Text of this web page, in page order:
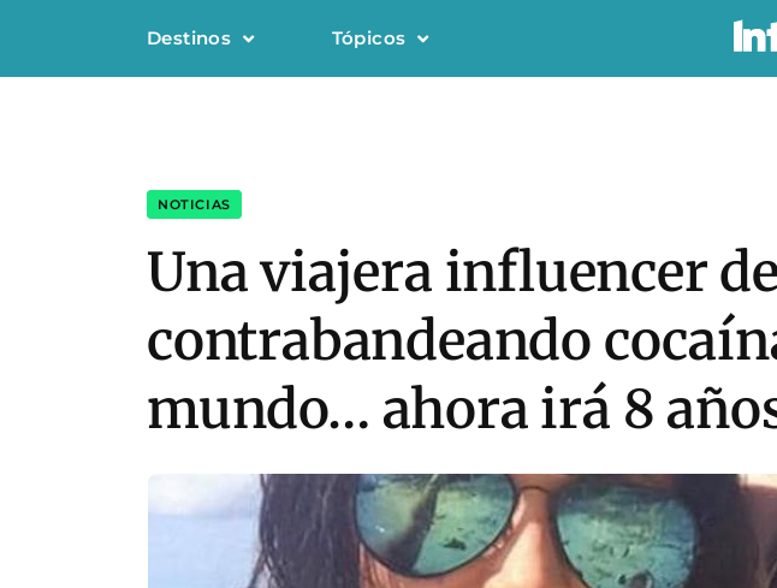
Destinos Tópicos
NOTICIAS
Una viajera influencer
contrabandeando
mundo… ahora irá 8